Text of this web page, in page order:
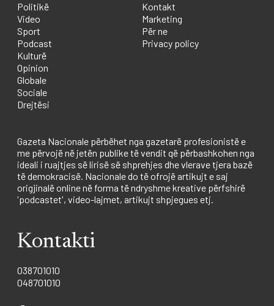
Politikë
Video
Sport
Podcast
Kulturë
Opinion
Globale
Sociale
Drejtësi
Kontakt
Marketing
Për ne
Privacy policy
Gazeta Nacionale përbëhet nga gazetarë profesionistë e
me përvojë në jetën publike të vendit që përbashkohen nga
ideali i ruajtjes së lirisë së shprehjes dhe vlerave tjera bazë
të demokracisë. Nacionale do të ofrojë artikujt e saj
origjinalë online në forma të ndryshme kreative përfshirë
'podcastet', video-lajmet, artikujt shpjegues etj.
Kontakti
038701010
048701010